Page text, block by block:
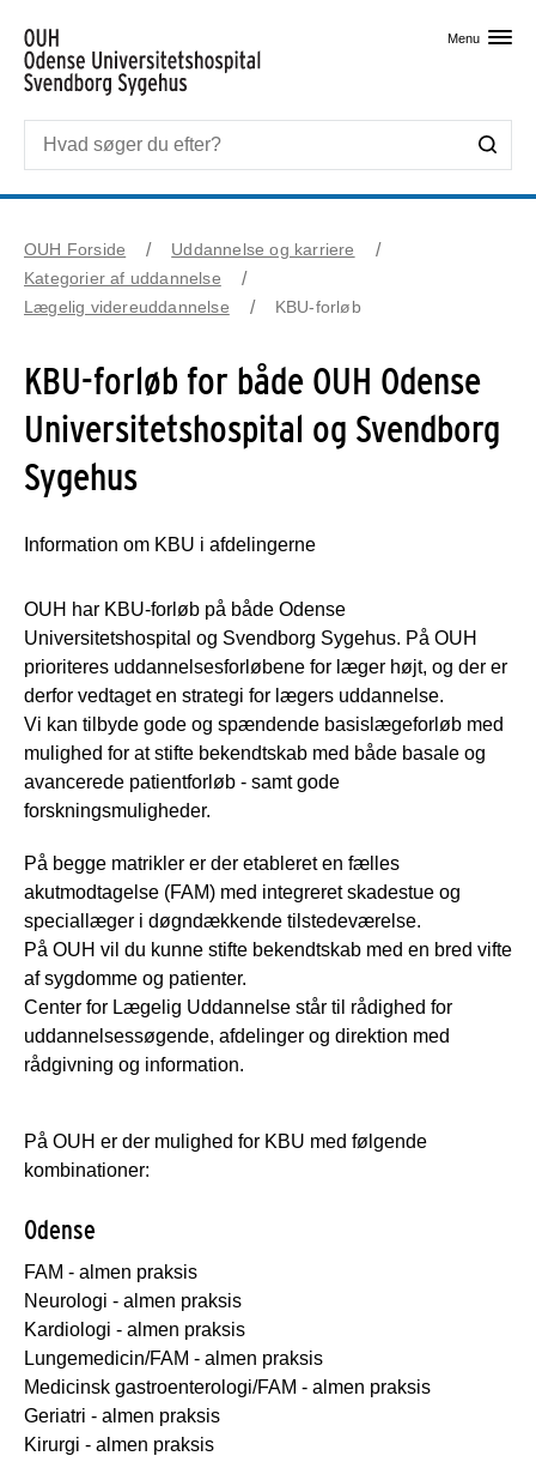
Menu
OUH Forside
Uddannelse og karriere
Kategorier af uddannelse
Lægelig videreuddannelse
KBU-forløb
KBU-forløb for både OUH Odense
Universitetshospital og Svendborg
Sygehus
Information om KBU i afdelingerne
OUH har KBU-forløb på både Odense
Universitetshospital og Svendborg Sygehus. På OUH
prioriteres uddannelsesforløbene for læger højt, og der er
derfor vedtaget en strategi for lægers uddannelse.
Vi kan tilbyde gode og spændende basislægeforløb med
mulighed for at stifte bekendtskab med både basale og
avancerede patientforløb - samt gode
forskningsmuligheder.
På begge matrikler er der etableret en fælles
akutmodtagelse (FAM) med integreret skadestue og
speciallæger i døgndækkende tilstedeværelse.
På OUH vil du kunne stifte bekendtskab med en bred vifte
af sygdomme og patienter.
Center for Lægelig Uddannelse står til rådighed for
uddannelsessøgende, afdelinger og direktion med
rådgivning og information.
På OUH er der mulighed for KBU med følgende
kombinationer:
Odense
FAM - almen praksis
Neurologi - almen praksis
Kardiologi - almen praksis
Lungemedicin/FAM - almen praksis
Medicinsk gastroenterologi/FAM - almen praksis
Geriatri - almen praksis
Kirurgi - almen praksis